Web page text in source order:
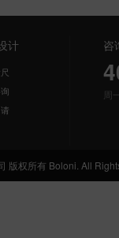
计 咨
周
版权所有 Boloni. All